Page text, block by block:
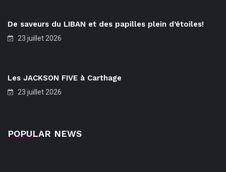
De saveurs du LIBAN et des papilles plein d’étoiles!
23 juillet 2026
Les JACKSON FIVE à Carthage
23 juillet 2026
POPULAR NEWS